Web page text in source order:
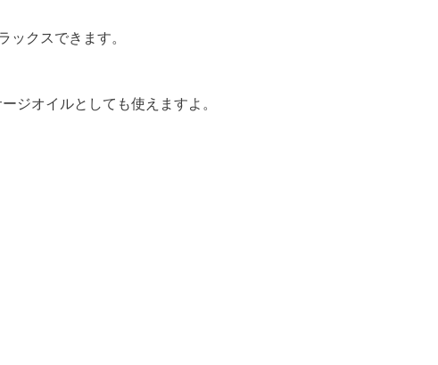
クスできます。
ジオイルとしても使えますよ。